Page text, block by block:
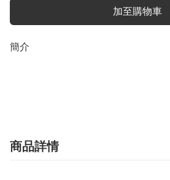
加至購物車
簡介
商品詳情